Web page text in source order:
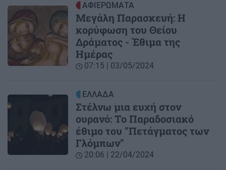
ΑΦΙΕΡΩΜΑΤΑ
Μεγάλη Παρασκευή: Η
κορύφωση του Θείου
Δράματος - Έθιμα της
Ημέρας
07:15 | 03/05/2024
ΕΛΛΑΔΑ
Στέλνω μια ευχή στον
ουρανό: Το Παραδοσιακό
έθιμο του "Πετάγματος των
Γλόμπων"
20:06 | 22/04/2024